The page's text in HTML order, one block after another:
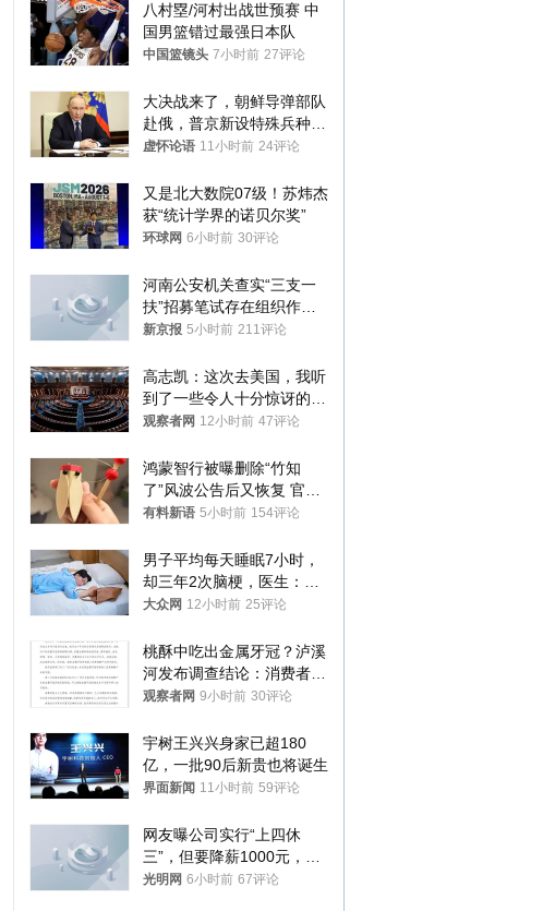
八村塁/河村出战世预赛 中
国男篮错过最强日本队
中国篮镜头 7小时前 27评论
大决战来了，朝鲜导弹部队
赴俄，普京新设特殊兵种，
76岁老将扛旗
虚怀论语 11小时前 24评论
又是北大数院07级！苏炜杰
获“统计学界的诺贝尔奖”
环球网 6小时前 30评论
河南公安机关查实“三支一
扶”招募笔试存在组织作弊
犯罪行为
新京报 5小时前 211评论
高志凯：这次去美国，我听
到了一些令人十分惊讶的消
息
观察者网 12小时前 47评论
鸿蒙智行被曝删除“竹知
了”风波公告后又恢复 官媒
曾力挺：劝华为要大度的，
有料新语 5小时前 154评论
男子平均每天睡眠7小时，
却三年2次脑梗，医生：这
样睡觉更伤身
大众网 12小时前 25评论
桃酥中吃出金属牙冠？泸溪
河发布调查结论：消费者已
澄清，所发视频情况不属实
观察者网 9小时前 30评论
宇树王兴兴身家已超180
亿，一批90后新贵也将诞生
界面新闻 11小时前 59评论
网友曝公司实行“上四休
三”，但要降薪1000元，不
接受只能辞职
光明网 6小时前 67评论